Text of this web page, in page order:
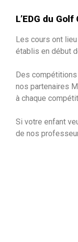
L’EDG du
Les cours ont
établis en début
Des
nos partenaires
à chaque
Si votre enfant
de nos